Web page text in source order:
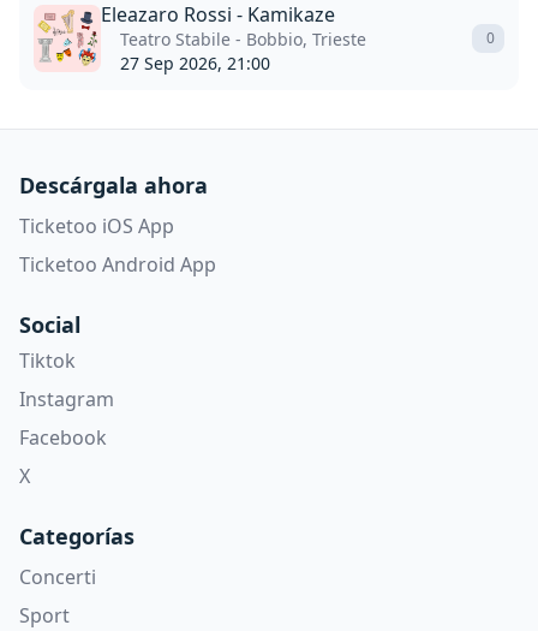
Eleazaro Rossi - Kamikaze
Teatro Stabile - Bobbio, Trieste
27 Sep 2026, 21:00
0
Descárgala ahora
Ticketoo iOS App
Ticketoo Android App
Social
Tiktok
Instagram
Facebook
X
Categorías
Concerti
Sport